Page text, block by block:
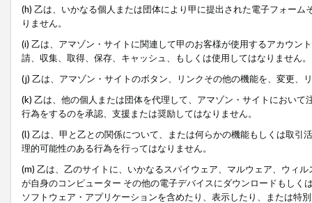
(h) 乙は、いかなる個人または団体により甲に提出された電子フォー
りません。
(i) 乙は、アマゾン・サイトに関連して甲のお客様が使用するアカウン
請、収集、取得、保存、キャッシュ、もしくは使用してはなりません。
(j) 乙は、アマゾン・サイトのボタン、リンクその他の機能を、変更、
(k) 乙は、他の個人または団体を代理して、アマゾン・サイトにおい
行為をするのを承認、支援または奨励してはなりません。
(l) 乙は、甲と乙との関係について、または何らかの機能もしくは取
理的可能性のある行為を行ってはなりません。
(m) 乙は、乙のサイトに、いかなるスパイウェア、マルウェア、ウィ
が自身のコンピューター その他の電子デバイスにダウンロードもし
ソフトウェア・アプリケーションを含めたり、表示したり、または特